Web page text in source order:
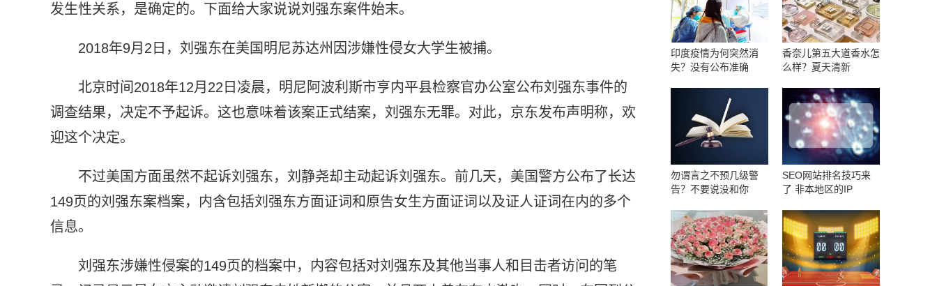
发生性关系，是确定的。下面给大家说说刘强东案件始末。
2018年9月2日，刘强东在美国明尼苏达州因涉嫌性侵女大学生被捕。
北京时间2018年12月22日凌晨，明尼阿波利斯市亨内平县检察官办公室公布刘强东事件的
调查结果，决定不予起诉。这也意味着该案正式结案，刘强东无罪。对此，京东发布声明称，欢
迎这个决定。
不过美国方面虽然不起诉刘强东，刘静尧却主动起诉刘强东。前几天，美国警方公布了长达
149页的刘强东案档案，内含包括刘强东方面证词和原告女生方面证词以及证人证词在内的多个
信息。
刘强东涉嫌性侵案的149页的档案中，内容包括对刘强东及其他当事人和目击者访问的笔
印度疫情为何突然消
失？没有公布准确
香奈儿第五大道香水怎
么样？夏天清新
勿谓言之不预几级警
告？不要说没和你
SEO网站排名技巧来
了 非本地区的IP